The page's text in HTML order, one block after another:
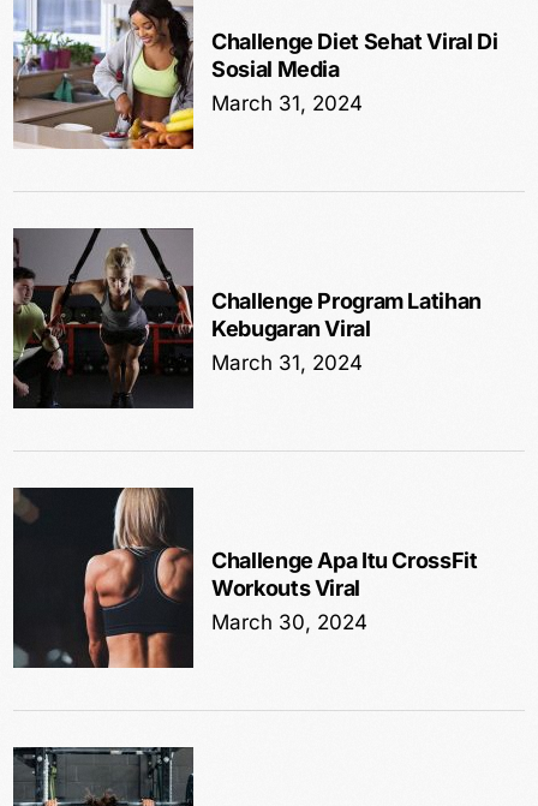
Challenge Diet Sehat Viral Di
Sosial Media
March 31, 2024
Challenge Program Latihan
Kebugaran Viral
March 31, 2024
Challenge Apa Itu CrossFit
Workouts Viral
March 30, 2024